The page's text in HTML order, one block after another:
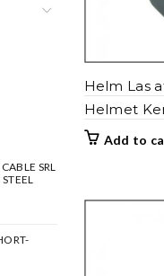
Helm Las
Helmet
Add to
SRL